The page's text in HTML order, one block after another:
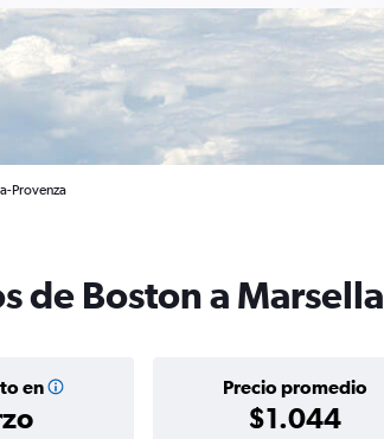
Provenza
de Boston a Marsella
en Precio promedio
$1.044